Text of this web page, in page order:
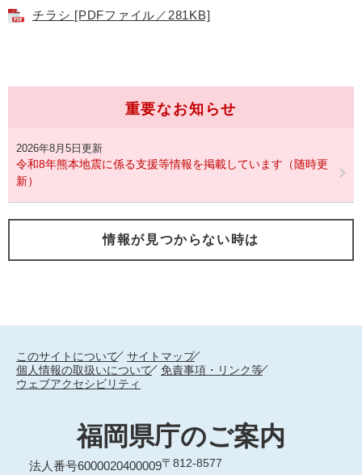
チラシ [PDFファイル／281KB]
重要なお知らせ
2026年8月5日更新
令和8年熊本地震に係る支援等情報を掲載しています（随時更
新）
情報が見つからない時は
このサイトについて
サイトマップ
個人情報の取扱いについて
免責事項・リンク等
ウェブアクセシビリティ
福岡県庁のご案内
法人番号6000020400009〒812-8577